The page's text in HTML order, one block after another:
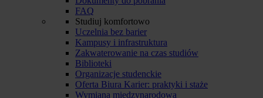
FAQ
Studiuj komfortowo
Uczelnia bez barier
Kampusy i infrastruktura
Zakwaterowanie na czas studiów
Biblioteki
Organizacje studenckie
Oferta Biura Karier: praktyki i staże
Wymiana międzynarodowa